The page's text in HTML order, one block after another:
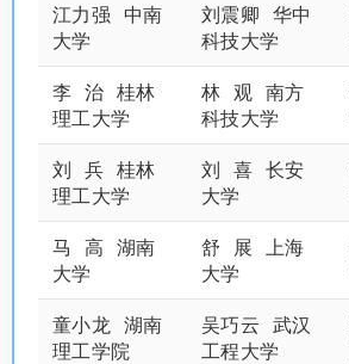
江力强 中南
大学
刘震卿 华中
科技大学
李 治 桂林
理工大学
林 观 南方
科技大学
刘 兵 桂林
理工大学
刘 喜 长安
大学
马 高 湖南
大学
舒 展 上海
大学
童小龙 湖南
理工学院
吴巧云 武汉
工程大学